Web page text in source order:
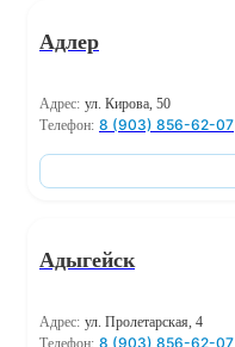
Адлер
Адрес: ул. Кирова, 50
Телефон: 8 (903) 856-62-07
Адыгейск
Адрес: ул. Пролетарская, 4
Телефон: 8 (903) 856-62-07